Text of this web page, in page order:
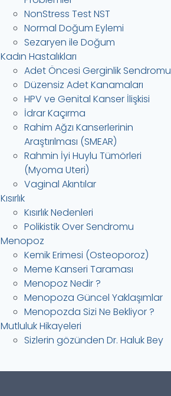
NonStress Test NST
Normal Doğum Eylemi
Sezaryen ile Doğum
Kadın Hastalıkları
Adet Öncesi Gerginlik Sendromu
Düzensiz Adet Kanamaları
HPV ve Genital Kanser İlişkisi
İdrar Kaçırma
Rahim Ağzı Kanserlerinin
Araştırılması (SMEAR)
Rahmin İyi Huylu Tümörleri
(Myoma Uteri)
Vaginal Akıntılar
Kısırlık
Kısırlık Nedenleri
Polikistik Over Sendromu
Menopoz
Kemik Erimesi (Osteoporoz)
Meme Kanseri Taraması
Menopoz Nedir ?
Menopoza Güncel Yaklaşımlar
Menopozda Sizi Ne Bekliyor ?
Mutluluk Hikayeleri
Sizlerin gözünden Dr. Haluk Bey